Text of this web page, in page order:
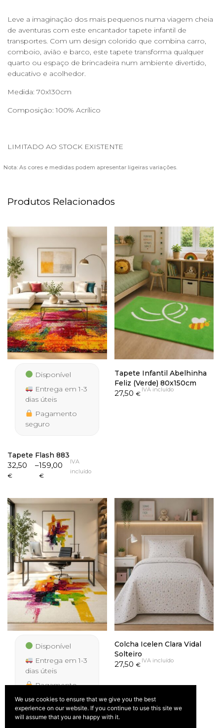
Leve a imaginação dos mais pequenos numa viagem cheia
de aventuras com este encantador tapete infantil de
transportes. Com um design colorido que combina carro,
comboio, avião e barco, este tapete transforma qualquer
quarto ou espaço de brincadeira num ambiente divertido,
educativo e acolhedor.
Medida: 70x130cm
Composição: 100% Acrílico
LIMITADO AO STOCK EXISTENTE
Nota: As cores e medidas podem apresentar ligeiras variações.
Produtos Relacionados
Disponível
Entrega em 1-3
dias úteis
Pagamento
seguro
Tapete Flash 883
32,50
€
–159,00
€
Price
range:
159,00 €
IVA
incluído
Tapete Infantil Abelhinha
Feliz (Verde) 80x150cm
27,50 €
IVA incluído
Disponível
Entrega em 1-3
dias úteis
Pagamento
seguro
Colcha Icelen Clara Vidal
Solteiro
27,50 €
IVA incluído
We use cookies to ensure that we give you the best
experience on our website. If you continue to use this site we
will assume that you are happy with it.